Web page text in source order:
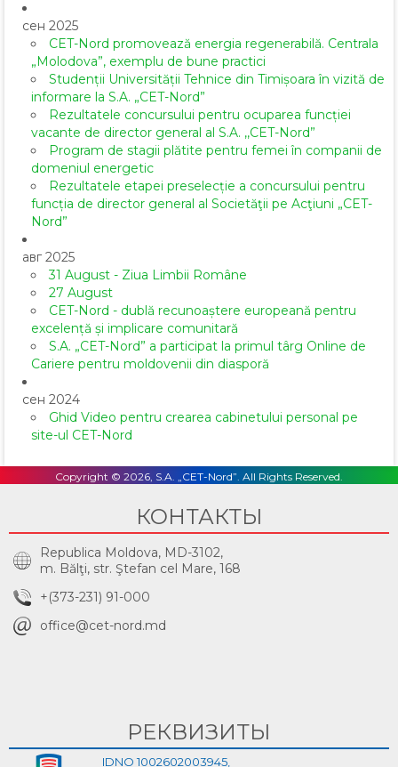
сен 2025
CET-Nord promovează energia regenerabilă. Centrala
„Molodova”, exemplu de bune practici
Studenții Universității Tehnice din Timișoara în vizită de
informare la S.A. „CET-Nord”
Rezultatele concursului pentru ocuparea funcției
vacante de director general al S.A. ,,CET-Nord”
Program de stagii plătite pentru femei în companii de
domeniul energetic
Rezultatele etapei preselecție a concursului pentru
funcția de director general al Societăţii pe Acţiuni „CET-
Nord”
авг 2025
31 August - Ziua Limbii Române
27 August
CET-Nord - dublă recunoaștere europeană pentru
excelență și implicare comunitară
S.A. „CET-Nord” a participat la primul târg Online de
Cariere pentru moldovenii din diasporă
сен 2024
Ghid Video pentru crearea cabinetului personal pe
site-ul CET-Nord
Copyright © 2026, S.A. „CET-Nord”. All Rights Reserved.
КОНТАКТЫ
Republica Moldova, MD-3102,
m. Bălţi, str. Ştefan cel Mare, 168
+(373-231) 91-000
office@cet-nord.md
РЕКВИЗИТЫ
IDNO 1002602003945,